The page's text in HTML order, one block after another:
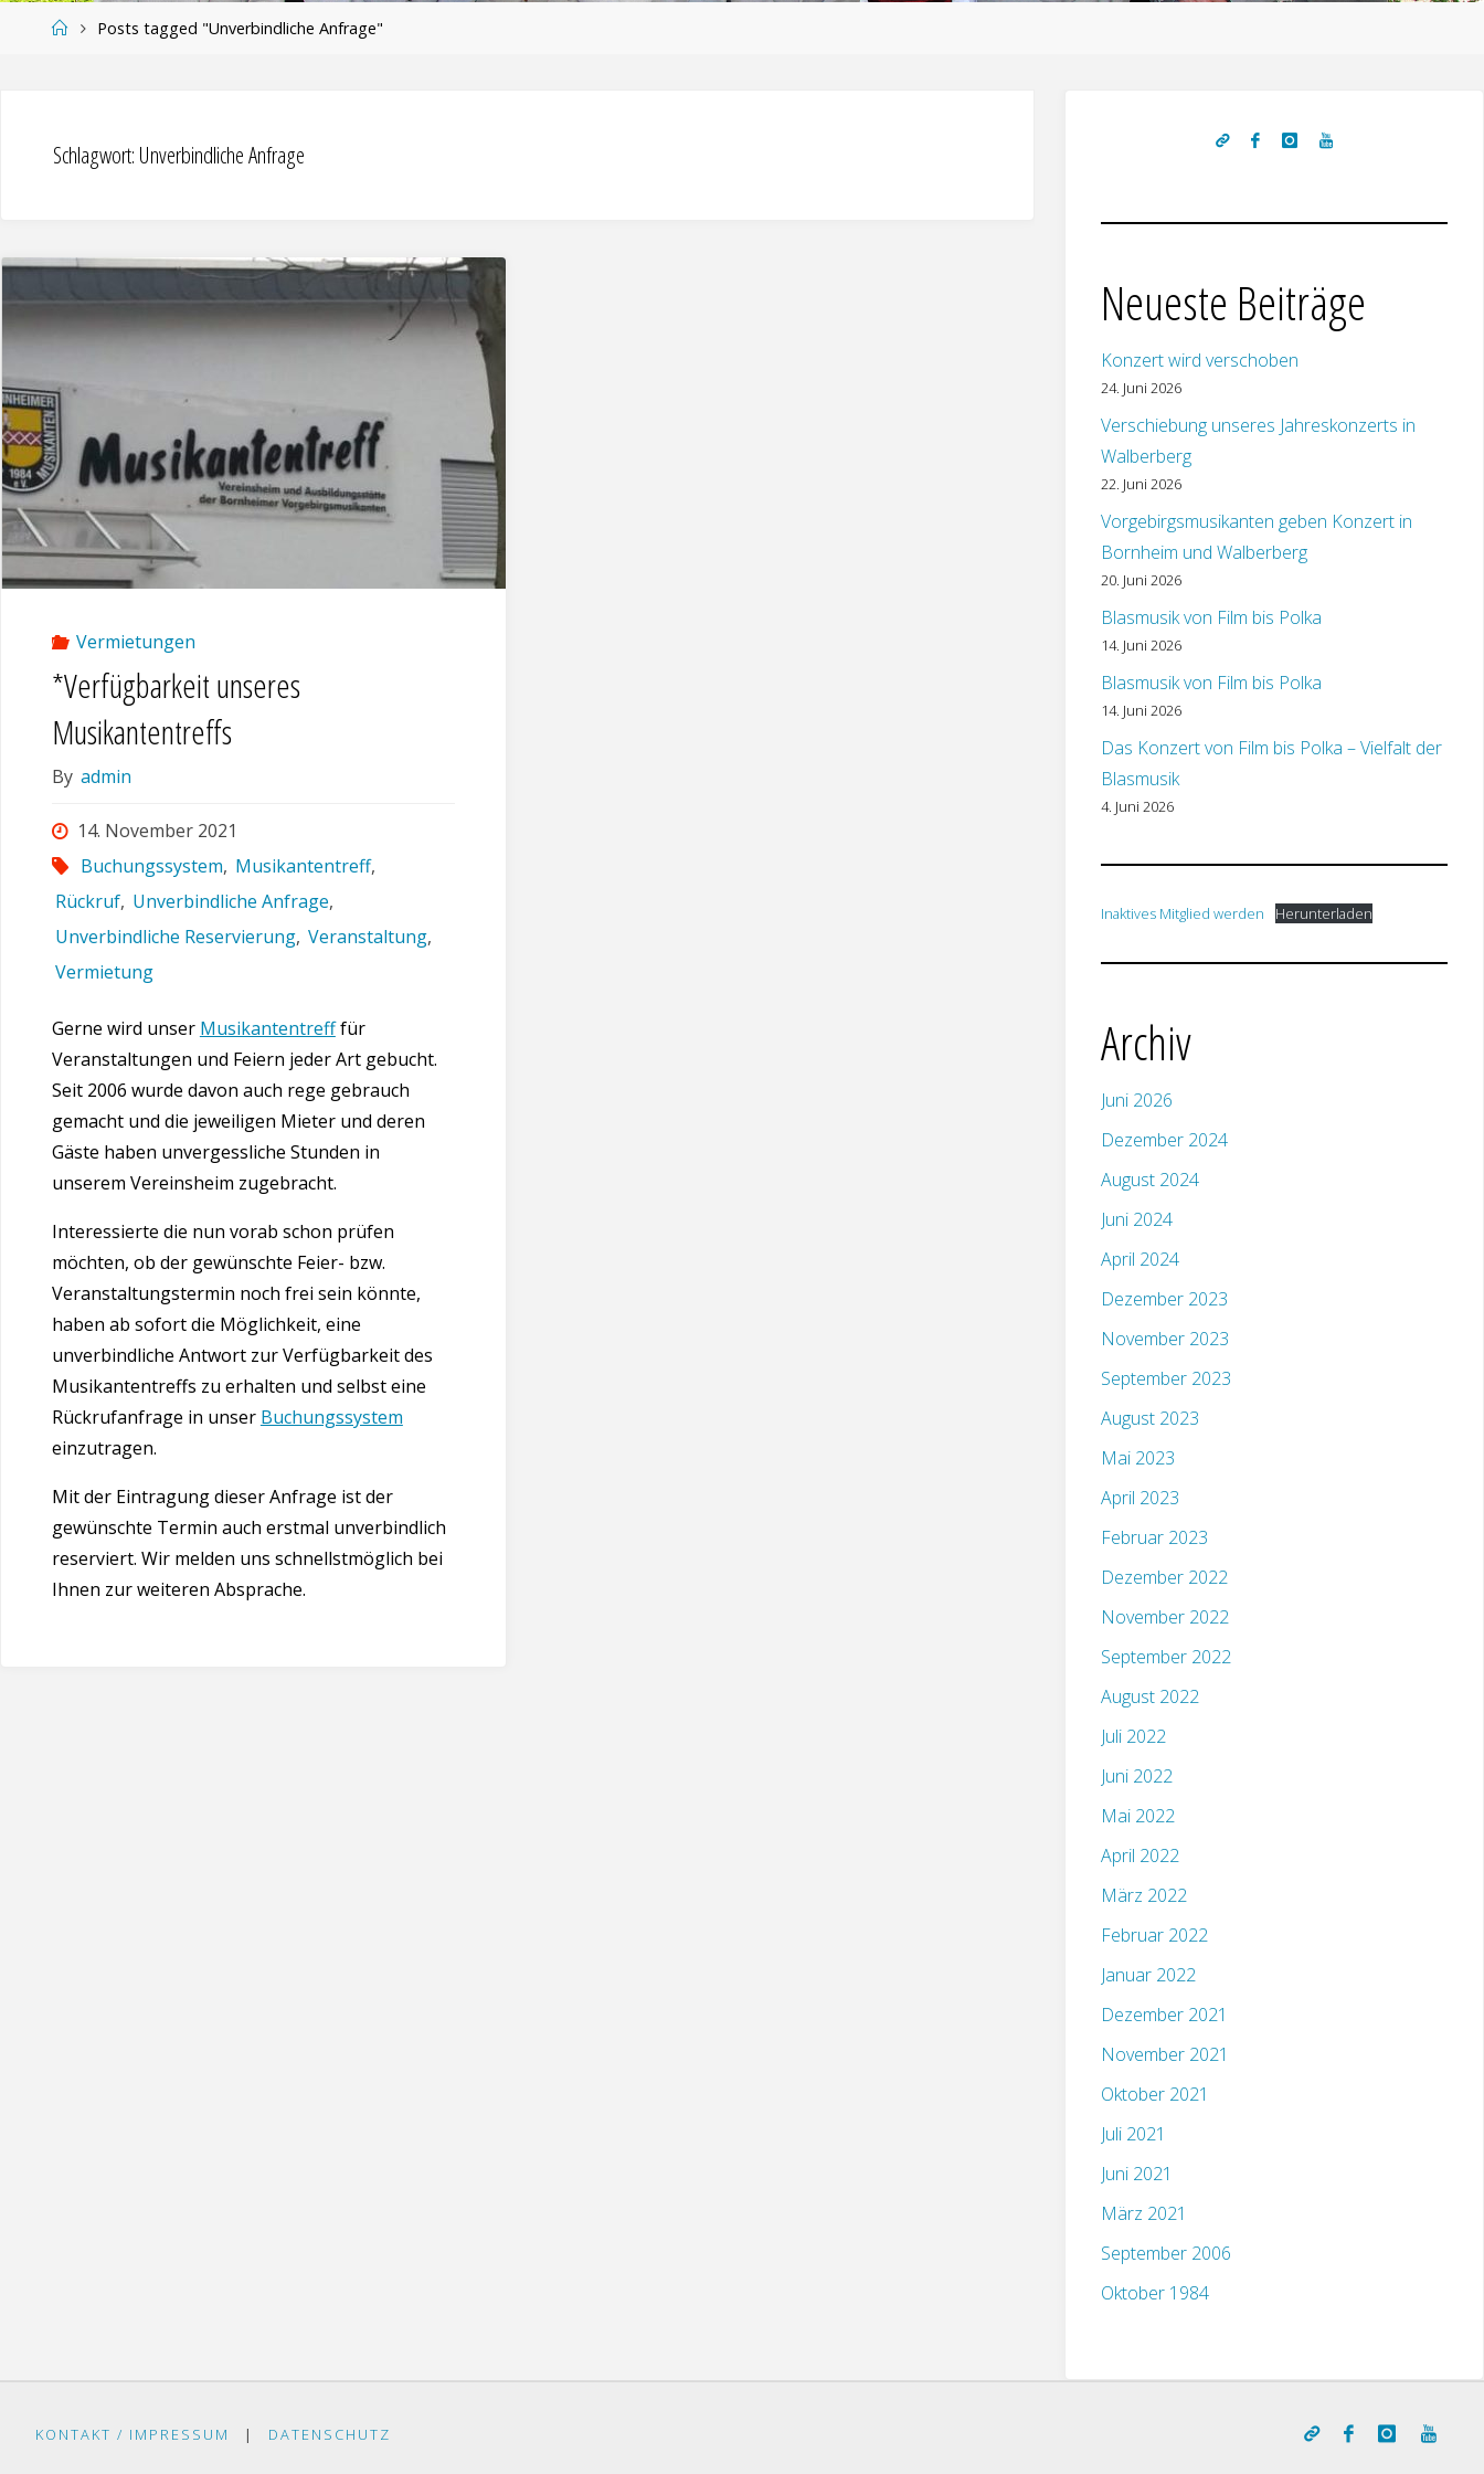
HomePosts tagged "Unverbindliche Anfrage"
Schlagwort: Unverbindliche Anfrage
Vermietungen
*Verfügbarkeit unseres
Musikantentreffs
By admin
14. November 2021
Buchungssystem, Musikantentreff,
Rückruf, Unverbindliche Anfrage,
Unverbindliche Reservierung, Veranstaltung,
Vermietung
Gerne wird unser Musikantentrefffür
Veranstaltungen und Feiern jeder Art gebucht.
Seit 2006 wurde davon auch rege gebrauch
gemacht und die jeweiligen Mieter und deren
Gäste haben unvergessliche Stunden in
unserem Vereinsheim zugebracht.
Interessierte die nun vorab schon prüfen
möchten, ob der gewünschte Feier- bzw.
Veranstaltungstermin noch frei sein könnte,
haben ab sofort die Möglichkeit, eine
unverbindliche Antwort zur Verfügbarkeit des
Musikantentreffs zu erhalten und selbst eine
Rückrufanfrage in unser Buchungssystem
einzutragen.
Mit der Eintragung dieser Anfrage ist der
gewünschte Termin auch erstmal unverbindlich
reserviert. Wir melden uns schnellstmöglich bei
Ihnen zur weiteren Absprache.
Neueste Beiträge
Konzert wird verschoben
24. Juni 2026
Verschiebung unseres Jahreskonzerts in
Walberberg
22. Juni 2026
Vorgebirgsmusikanten geben Konzert in
Bornheim und Walberberg
20. Juni 2026
Blasmusik von Film bis Polka
14. Juni 2026
Blasmusik von Film bis Polka
14. Juni 2026
Das Konzert von Film bis Polka – Vielfalt der
Blasmusik
4. Juni 2026
Inaktives Mitglied werden Herunterladen
Archiv
Juni 2026
Dezember 2024
August 2024
Juni 2024
April 2024
Dezember 2023
November 2023
September 2023
August 2023
Mai 2023
April 2023
Februar 2023
Dezember 2022
November 2022
September 2022
August 2022
Juli 2022
Juni 2022
Mai 2022
April 2022
März 2022
Februar 2022
Januar 2022
Dezember 2021
November 2021
Oktober 2021
Juli 2021
Juni 2021
März 2021
September 2006
Oktober 1984
KONTAKT / IMPRESSUM | DATENSCHUTZ